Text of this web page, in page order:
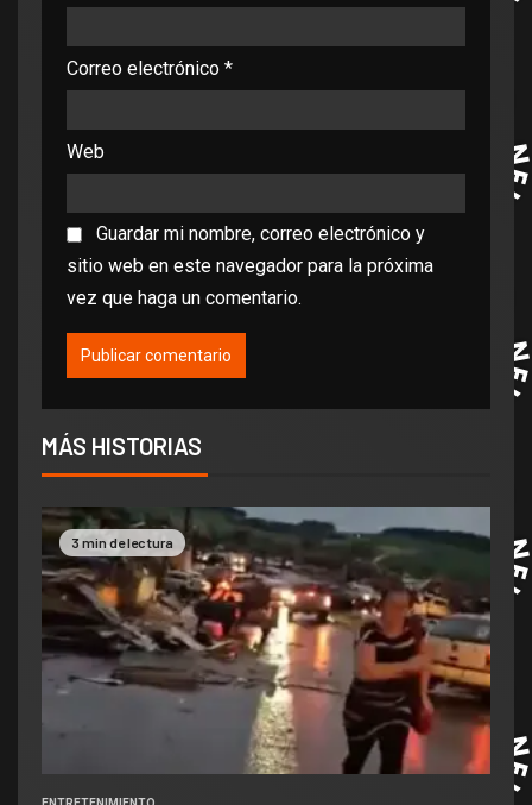
Correo electrónico *
Web
Guardar mi nombre, correo electrónico y
sitio web en este navegador para la próxima
vez que haga un comentario.
MÁS HISTORIAS
3 min de lectura